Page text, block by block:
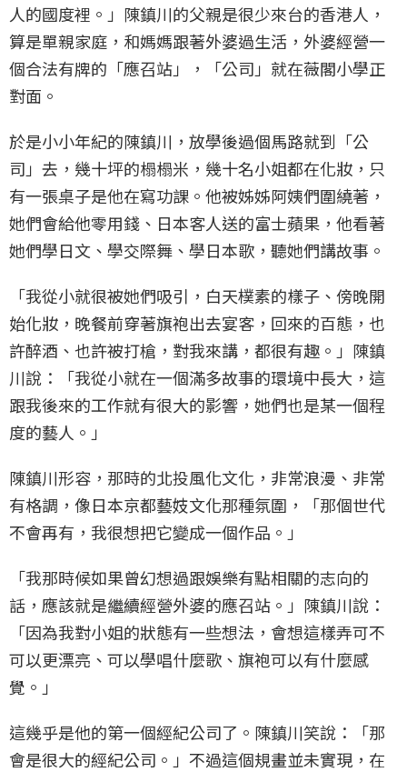
人的國度裡。」陳鎮川的父親是很少來台的香港人，
算是單親家庭，和媽媽跟著外婆過生活，外婆經營一
個合法有牌的「應召站」，「公司」就在薇閣小學正
對面。
於是小小年紀的陳鎮川，放學後過個馬路就到「公
司」去，幾十坪的榻榻米，幾十名小姐都在化妝，只
有一張桌子是他在寫功課。他被姊姊阿姨們圍繞著，
她們會給他零用錢、日本客人送的富士蘋果，他看著
她們學日文、學交際舞、學日本歌，聽她們講故事。
「我從小就很被她們吸引，白天樸素的樣子、傍晚開
始化妝，晚餐前穿著旗袍出去宴客，回來的百態，也
許醉酒、也許被打槍，對我來講，都很有趣。」陳鎮
川說：「我從小就在一個滿多故事的環境中長大，這
跟我後來的工作就有很大的影響，她們也是某一個程
度的藝人。」
陳鎮川形容，那時的北投風化文化，非常浪漫、非常
有格調，像日本京都藝妓文化那種氛圍，「那個世代
不會再有，我很想把它變成一個作品。」
「我那時候如果曾幻想過跟娛樂有點相關的志向的
話，應該就是繼續經營外婆的應召站。」陳鎮川說：
「因為我對小姐的狀態有一些想法，會想這樣弄可不
可以更漂亮、可以學唱什麼歌、旗袍可以有什麼感
覺。」
這幾乎是他的第一個經紀公司了。陳鎮川笑說：「那
會是很大的經紀公司。」不過這個規畫並未實現，在